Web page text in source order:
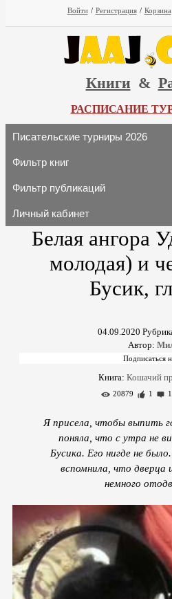
Войти / Регистрация / Корзина
Книги &
РАСПИСАНИЕ
Писательские турниры 2026
Фильтр книг
Фильтр публикаций
Личный кабинет
Белая ангора
молодая) и
Бусик,
04.09.2020
Автор:
Книга: Кошачий
20879 1 1
Я присела, чтобы выпить
поняла, что с утра не
Бусика. Его нигде не
вспомнила, что дверца
немного